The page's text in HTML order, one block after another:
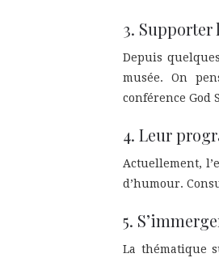
3.
Depuis
musée. On
conférence God
4. Leur
Actuellement,
d’humour.
5.
La thématique